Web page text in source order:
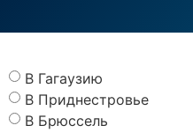
В Гагаузию
В Приднестровье
В Брюссель